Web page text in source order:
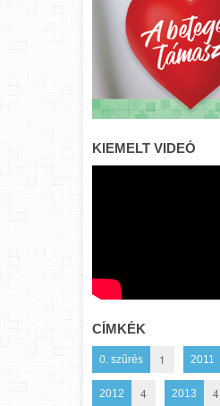
KIEMELT VIDEÓ
CÍMKÉK
0. szűrés 1 2011
2012 4 2013 4